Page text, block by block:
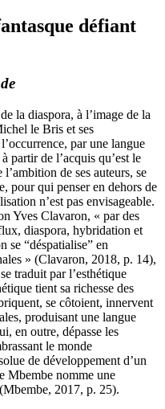
défiant
la diaspora, à l’image de la
le Bris et ses
par une langue
partir de l’acquis qu’est le
de ses auteurs, se
pour qui penser en dehors de
n’est pas envisageable.
Yves Clavaron, « par des
diaspora, hybridation et
se “déspatialise” en
» (Clavaron, 2018, p. 14),
traduit par l’esthétique
tient sa richesse des
se côtoient, innervent
produisant une langue
en outre, dépasse les
le monde
de développement d’un
Mbembe nomme une
2017, p. 25).